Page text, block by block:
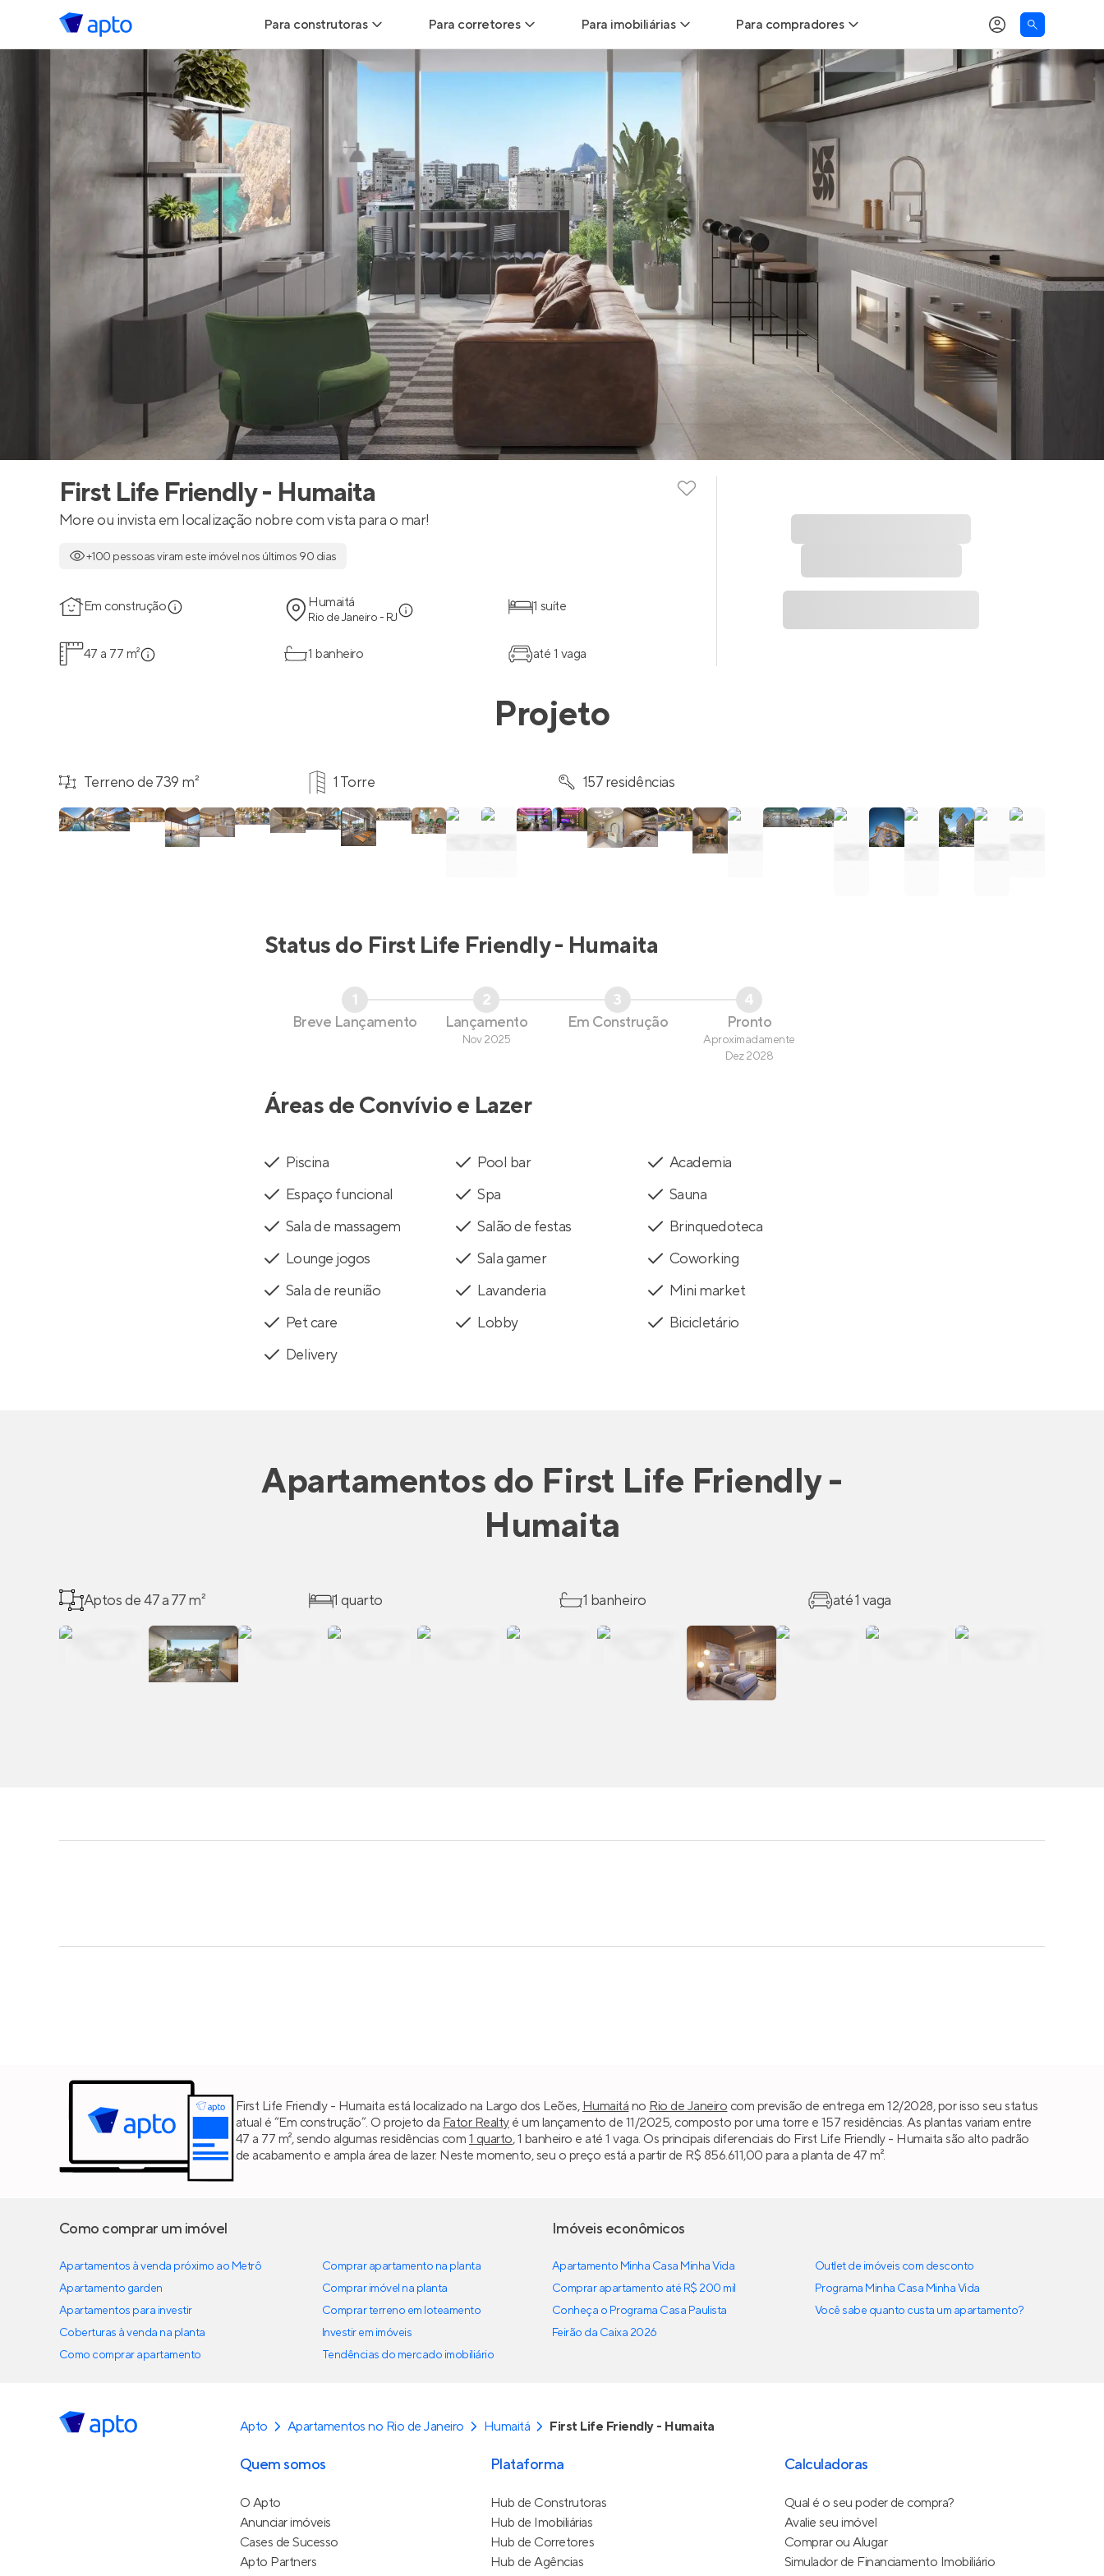
Para construtoras
Geração de Leads
Geração de Visitas
Geração de Vendas
Maiores Construtoras
Parcerias Imobiliárias
Anunciar Imóveis
Para corretores
Leads para Corretores
Parcerias imobiliárias
Hub de Corretores
Perfil Verificado
Anunciar imóveis
Para imobiliárias
Leads para Imobiliárias
Hub de imobiliárias
Anunciar imóveis
Para compradores
Buscar um imóvel novo
Calcule seu Poder de Compra
Comprar x Alugar
Correção do INCC
Simulador de Financiamento
Encontre um corretor
First Life Friendly - Humaita
More ou invista em localização nobre com vista para o mar!
+100 pessoas viram este imóvel nos últimos 90 dias
Em construção Humaitá
Rio de Janeiro - RJ
1 suíte
47 a 77 m² 1 banheiro até 1 vaga
Projeto
Terreno de 739 m² 1 Torre 157 residências
Status do First Life Friendly - Humaita
1
Breve Lançamento
2
Lançamento
Nov 2025
3
Em Construção
4
Pronto
Aproximadamente
Dez 2028
Áreas de Convívio e Lazer
Piscina Pool bar
Academia
Espaço funcional
Spa
Sauna
Sala de massagem
Salão de festas
Brinquedoteca
Lounge jogos
Sala gamer
Coworking
Sala de reunião
Lavanderia
Mini market
Pet care
Lobby
Bicicletário
Delivery
Apartamentos do First Life Friendly -
Humaita
Aptos de 47 a 77 m² 1 quarto 1 banheiro até 1 vaga
First Life Friendly - Humaita está localizado na Largo dos Leões, Humaitá no Rio de Janeiro com previsão de entrega em 12/2028, por isso seu status
atual é “Em construção”. O projeto da Fator Realtyé um lançamento de 11/2025, composto por uma torre e 157 residências. As plantas variam entre
47 a 77 m², sendo algumas residências com 1 quarto, 1 banheiro e até 1 vaga. Os principais diferenciais do First Life Friendly - Humaita são alto padrão
de acabamento e ampla área de lazer. Neste momento, seu o preço está a partir de R$ 856.611,00 para a planta de 47 m².
Como comprar um imóvel
Apartamentos à venda próximo ao Metrô
Apartamento garden
Apartamentos para investir
Coberturas à venda na planta
Como comprar apartamento
Comprar apartamento na planta
Comprar imóvel na planta
Comprar terreno em loteamento
Investir em imóveis
Tendências do mercado imobiliário
Imóveis econômicos
Apartamento Minha Casa Minha Vida
Comprar apartamento até R$ 200 mil
Conheça o Programa Casa Paulista
Feirão da Caixa 2026
Outlet de imóveis com desconto
Programa Minha Casa Minha Vida
Você sabe quanto custa um apartamento?
Apto Apartamentos no Rio de Janeiro Humaitá First Life Friendly - Humaita
Quem somos
O Apto
Anunciar imóveis
Cases de Sucesso
Apto Partners
Plataforma
Hub de Construtoras
Hub de Imobiliárias
Hub de Corretores
Hub de Agências
Calculadoras
Qual é o seu poder de compra?
Avalie seu imóvel
Comprar ou Alugar
Simulador de Financiamento Imobiliário